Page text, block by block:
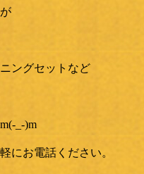
ングセットなど
_-)m
にお電話ください。